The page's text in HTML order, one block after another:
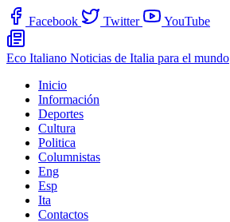
Facebook Twitter YouTube
Eco Italiano Noticias de Italia para el mundo
Inicio
Información
Deportes
Cultura
Politica
Columnistas
Eng
Esp
Ita
Contactos